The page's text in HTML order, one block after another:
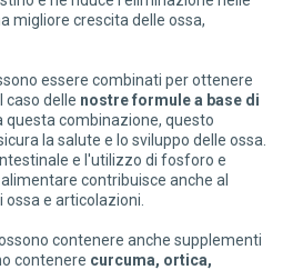
migliore crescita delle ossa,
essere combinati per ottenere
caso delle nostre formule a base di
questa combinazione, questo
la salute e lo sviluppo delle ossa.
e l'utilizzo di fosforo e
contribuisce anche al
e articolazioni.
contenere anche supplementi
contenere curcuma, ortica,